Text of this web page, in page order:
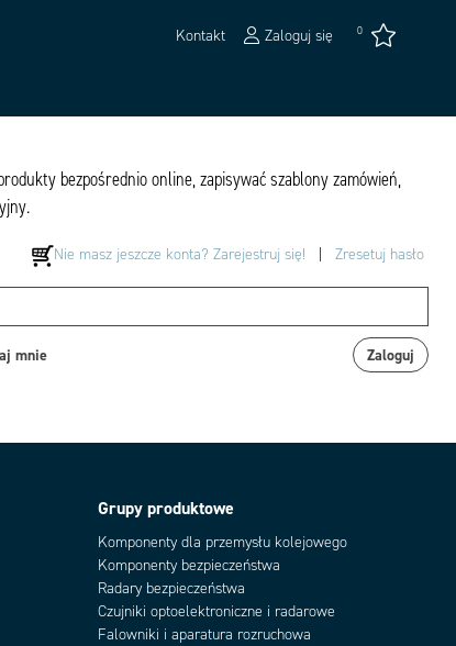
Kontakt Zaloguj się 0
bezpośrednio online, zapisywać szablony zamówień,
Nie masz jeszcze konta? Zarejestruj się! Zresetuj hasło
mnie Zaloguj
Grupy produktowe
Komponenty dla przemysłu kolejowego
Komponenty bezpieczeństwa
Radary bezpieczeństwa
Czujniki optoelektroniczne i radarowe
Falowniki i aparatura rozruchowa